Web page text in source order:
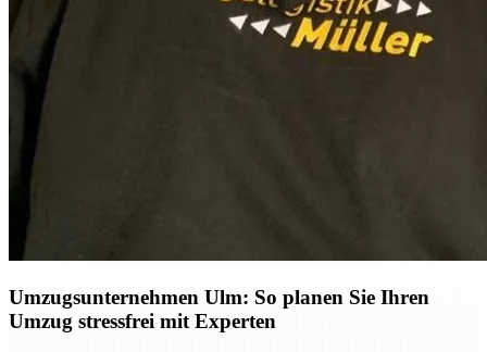
Umzugsunternehmen Ulm: So planen Sie Ihren
Umzug stressfrei mit Experten